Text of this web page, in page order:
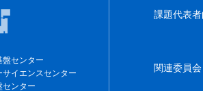
盤センター
イエンスセンター
センター
課題代表
関連委員